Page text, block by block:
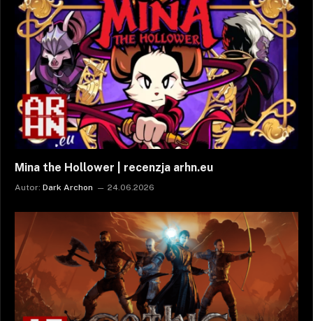
Mina the Hollower | recenzja arhn.eu
Autor: Dark Archon 24.06.2026